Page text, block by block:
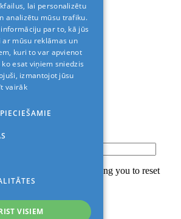
SIA»
with Google
below
containing a link allowing you to reset
preferred one.
lai personalizētu
analizētu mūsu trafiku.
par to, kā jūs
mūsu reklāmas un
kuri to var apvienot
esat viņiem sniedzis
izmantojot jūsu
vairāk
VISIEM